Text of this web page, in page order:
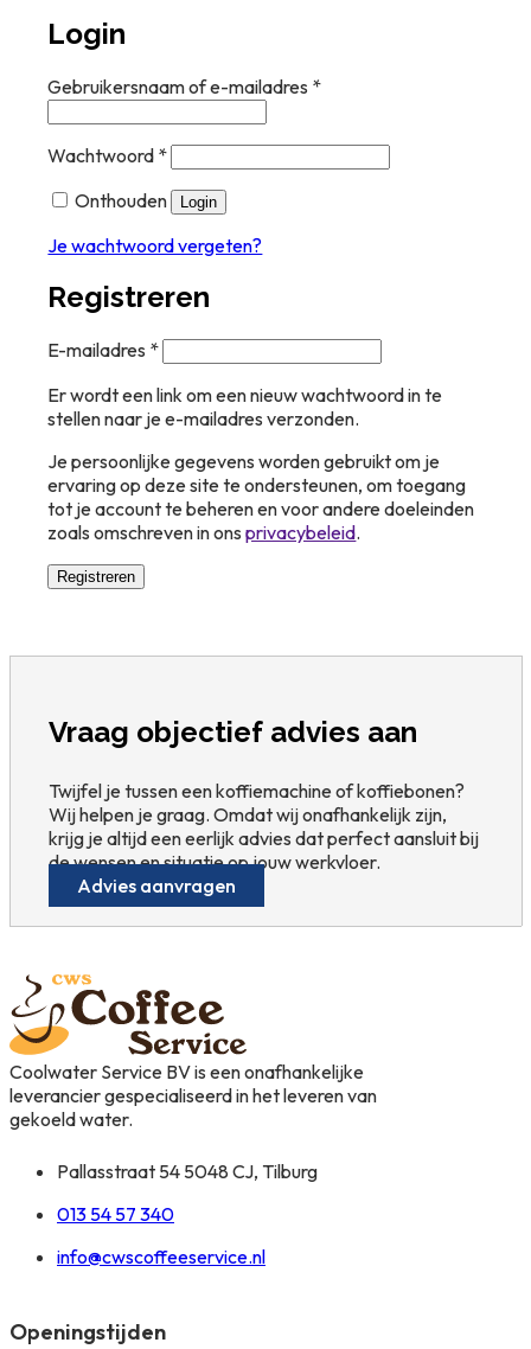
Login
Gebruikersnaam of e-mailadres *Vereist
Wachtwoord *Vereist
Onthouden
Login
Je wachtwoord vergeten?
Registreren
E-mailadres *Vereist
Er wordt een link om een nieuw wachtwoord in te
stellen naar je e-mailadres verzonden.
Je persoonlijke gegevens worden gebruikt om je
ervaring op deze site te ondersteunen, om toegang
tot je account te beheren en voor andere doeleinden
zoals omschreven in onsprivacybeleid.
Registreren
Vraag objectief advies aan
Twijfel je tussen een koffiemachine of koffiebonen?
Wij helpen je graag. Omdat wij onafhankelijk zijn,
krijg je altijd een eerlijk advies dat perfect aansluit bij
de wensen en situatie op jouw werkvloer.
Advies aanvragen
Coolwater Service BV is een onafhankelijke
leverancier gespecialiseerd in het leveren van
gekoeld water.
Pallasstraat 54 5048 CJ, Tilburg
013 54 57 340
info@cwscoffeeservice.nl
Openingstijden